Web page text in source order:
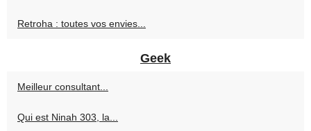
Retroha : toutes vos envies...
Geek
Meilleur consultant...
Qui est Ninah 303, la...